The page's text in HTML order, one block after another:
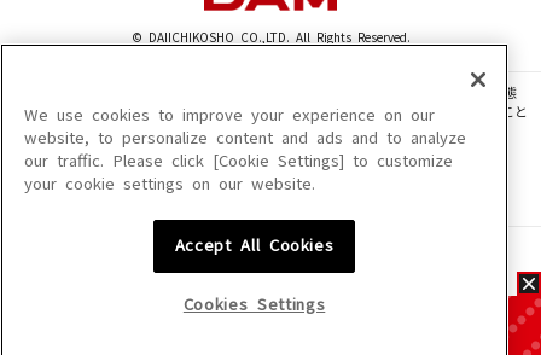
© DAIICHIKOSHO CO.,LTD. All Rights Reserved.
このサイトに掲載されている一切の文章・画像・写真・動画・音声等を、手段や形態
を問わず、著作権法の定める範囲を超えて無断で複製、転載、ファイル化などすること
を禁じます。
楽曲及びコンテンツは、機種によりご利用いただけない場合があります。
楽曲及びコンテンツの配信日、配信内容が変更になる場合があります。
We use cookies to improve your experience on our
website, to personalize content and ads and to analyze
our traffic. Please click [Cookie Settings] to customize
your cookie settings on our website.
Accept All Cookies
Cookies Settings